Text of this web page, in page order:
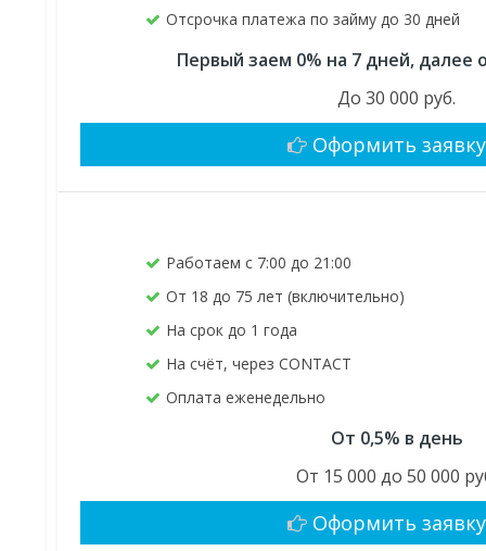
Отсрочка платежа по займу до 30 дней
Первый заем 0% на 7 дней, далее
До 30 000 руб.
Оформить заявку
Работаем с 7:00 до 21:00
От 18 до 75 лет (включительно)
На срок до 1 года
На счёт, через CONTACT
Оплата еженедельно
От 0,5% в день
От 15 000 до 50 000
Оформить заявку